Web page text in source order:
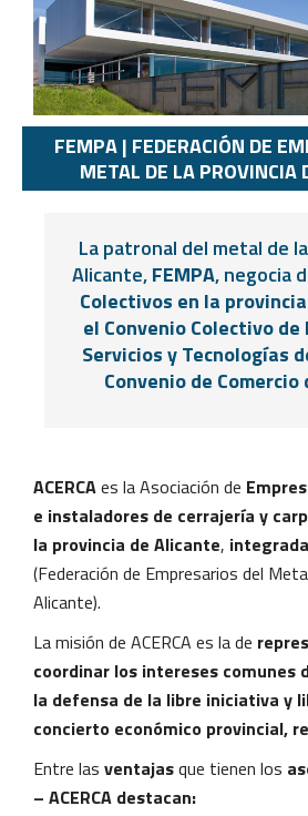
FEMPA | FEDERACIÓN DE
METAL DE LA PROVINCIA
La patronal del metal de
Alicante,FEMPA, negocia
Colectivos en la
el Convenio Colectivo
Servicios y Tecnologías
Convenio de
ACERCAes la Asociación de
e instaladores de cerrajería y
la provincia de Alicante,
(Federación de Empresarios del
Alicante).
La misión de ACERCA es la de
coordinar los intereses comunes
la defensa de la libre iniciativa y
concierto económico provincial,
Entre las ventajasque tienen los
– ACERCA destacan: